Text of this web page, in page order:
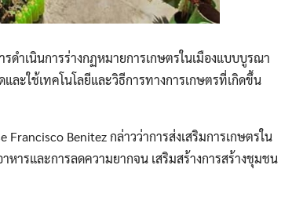
ำเนินการร่างกฏหมายการเกษตรในเมืองแบบบูรณา
ะใช้เทคโนโลยีและวิธีการทางการเกษตรที่เกิดขึ้น
Benitez กล่าวว่าการส่งเสริมการเกษตรใน
หารและการลดความยากจน เสริมสร้างการสร้างชุมชน